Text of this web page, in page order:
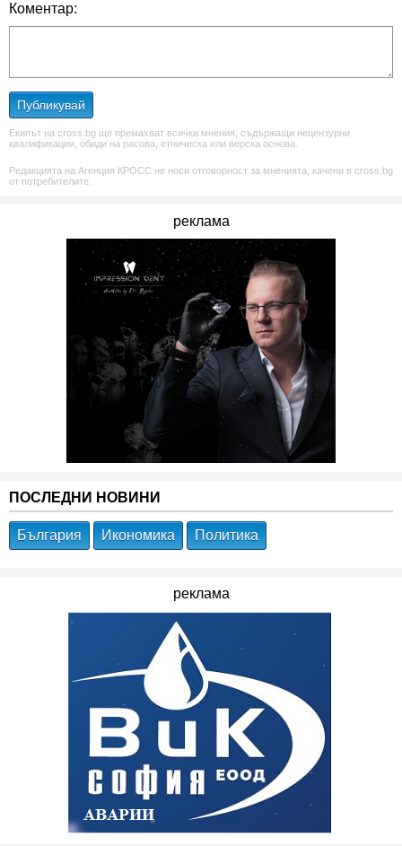
Коментар:
Публикувай
Екипът на cross.bg ще премахват всички мнения, съдържащи нецензурни
квалификации, обиди на расова, етническа или верска основа.
Редакцията на Агенция КРОСС не носи отговорност за мненията, качени в cross.bg
от потребителите.
реклама
ПОСЛЕДНИ НОВИНИ
България Икономика Политика
реклама